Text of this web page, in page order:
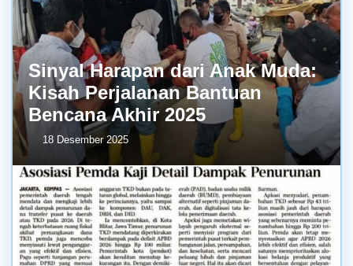
Sinyal Harapan dari Anak Muda:
Kisah Perjalanan Bantuan
Bencana Akhir 2025
18 Desember 2025